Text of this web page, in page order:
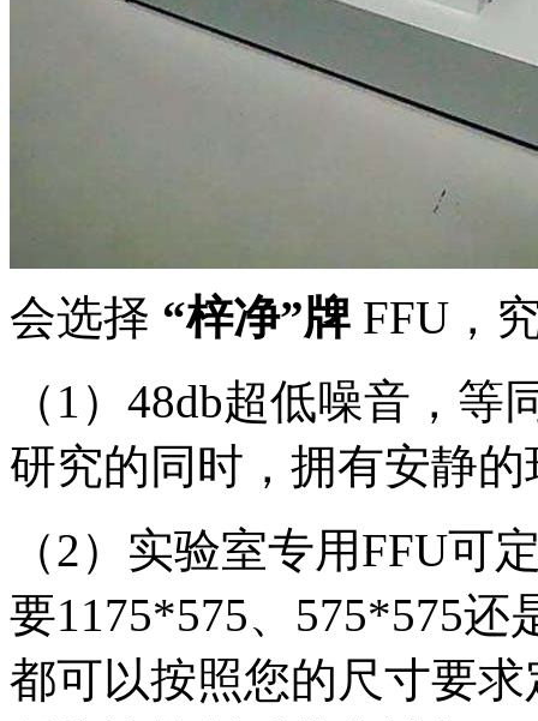
会选择 “梓净”牌 FFU，
（1）48db超低噪音，
研究的同时，拥有安静的
（2）实验室专用FFU可
要1175*575、575*575
都可以按照您的尺寸要